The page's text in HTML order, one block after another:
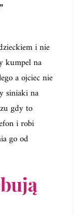
i nie
kumpel na
a ojciec nie
siniaki na
gdy to
i robi
go od